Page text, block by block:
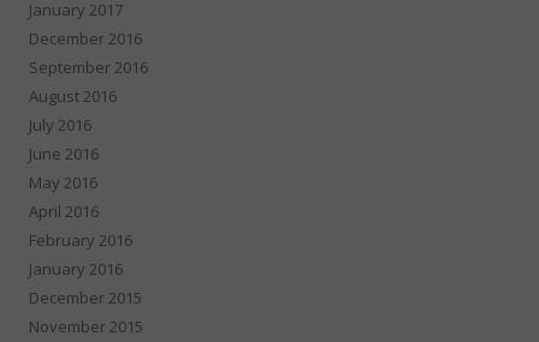
January 2017
December 2016
September 2016
August 2016
July 2016
June 2016
May 2016
April 2016
February 2016
January 2016
December 2015
November 2015